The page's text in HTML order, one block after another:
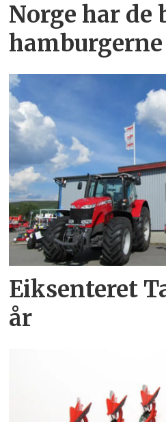
Norge har de
hamburgerne
Eiksenteret
år